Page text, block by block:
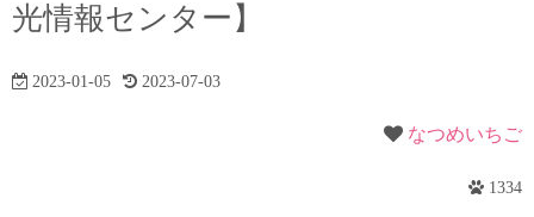
光情報センター】
2023-01-05 2023-07-03
なつめいちご
1334